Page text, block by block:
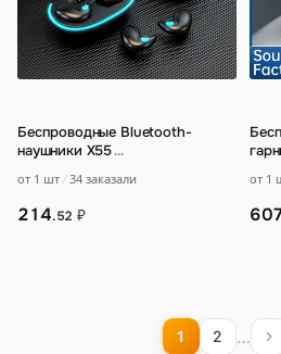
Беспроводные Bluetooth-
наушники X55…
от 1 шт 34 заказали
214.52 ₽
от 1
1 2 …